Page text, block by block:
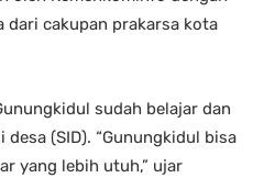
dari cakupan prakarsa kota
sudah belajar dan
(SID). “Gunungkidul bisa
yang lebih utuh,” ujar